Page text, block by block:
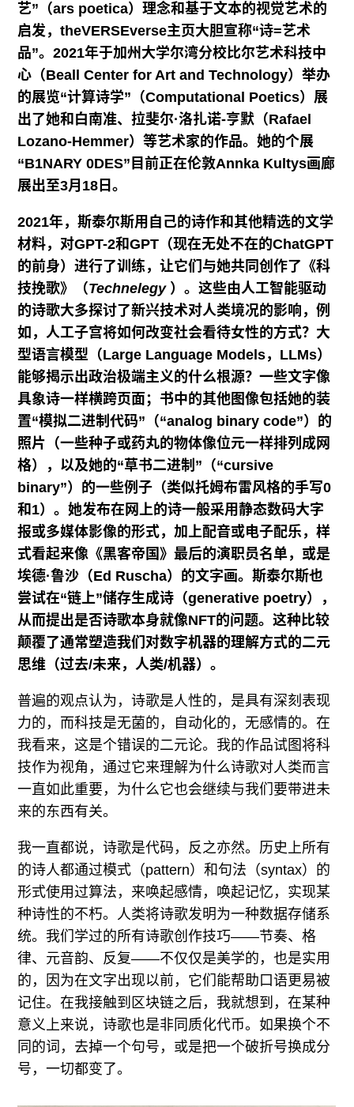
艺”（ars poetica）理念和基于文本的视觉艺术的
启发，theVERSEverse主页大胆宣称“诗=艺术
品”。2021年于加州大学尔湾分校比尔艺术科技中
心（Beall Center for Art and Technology）举办
的展览“计算诗学”（Computational Poetics）展
出了她和白南准、拉斐尔·洛扎诺-亨默（Rafael
Lozano-Hemmer）等艺术家的作品。她的个展
“B1NARY 0DES”目前正在伦敦Annka Kultys画廊
展出至3月18日。
2021年，斯泰尔斯用自己的诗作和其他精选的文学
材料，对GPT-2和GPT（现在无处不在的ChatGPT
的前身）进行了训练，让它们与她共同创作了《科
技挽歌》（Technelegy）。这些由人工智能驱动
的诗歌大多探讨了新兴技术对人类境况的影响，例
如，人工子宫将如何改变社会看待女性的方式？大
型语言模型（Large Language Models，LLMs）
能够揭示出政治极端主义的什么根源？一些文字像
具象诗一样横跨页面；书中的其他图像包括她的装
置“模拟二进制代码”（“analog binary code”）的
照片（一些种子或药丸的物体像位元一样排列成网
格），以及她的“草书二进制”（“cursive
binary”）的一些例子（类似托姆布雷风格的手写0
和1）。她发布在网上的诗一般采用静态数码大字
报或多媒体影像的形式，加上配音或电子配乐，样
式看起来像《黑客帝国》最后的演职员名单，或是
埃德·鲁沙（Ed Ruscha）的文字画。斯泰尔斯也
尝试在“链上”储存生成诗（generative poetry），
从而提出是否诗歌本身就像NFT的问题。这种比较
颠覆了通常塑造我们对数字机器的理解方式的二元
思维（过去/未来，人类/机器）。
普遍的观点认为，诗歌是人性的，是具有深刻表现
力的，而科技是无菌的，自动化的，无感情的。在
我看来，这是个错误的二元论。我的作品试图将科
技作为视角，通过它来理解为什么诗歌对人类而言
一直如此重要，为什么它也会继续与我们要带进未
来的东西有关。
我一直都说，诗歌是代码，反之亦然。历史上所有
的诗人都通过模式（pattern）和句法（syntax）的
形式使用过算法，来唤起感情，唤起记忆，实现某
种诗性的不朽。人类将诗歌发明为一种数据存储系
统。我们学过的所有诗歌创作技巧——节奏、格
律、元音韵、反复——不仅仅是美学的，也是实用
的，因为在文字出现以前，它们能帮助口语更易被
记住。在我接触到区块链之后，我就想到，在某种
意义上来说，诗歌也是非同质化代币。如果换个不
同的词，去掉一个句号，或是把一个破折号换成分
号，一切都变了。